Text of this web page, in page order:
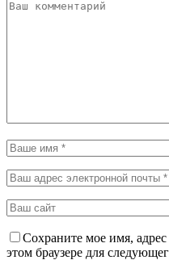
Сохраните мое имя,
этом браузере для